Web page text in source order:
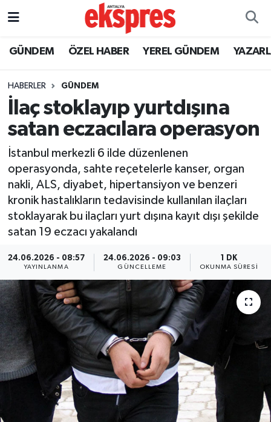
GÜNDEM ÖZEL HABER YEREL GÜNDEM
HABERLER GÜNDEM
İlaç stoklayıp yurtdışına
satan eczacılara operasyon
İstanbul merkezli 6 ilde düzenlenen
operasyonda, sahte reçetelerle kanser, organ
nakli, ALS, diyabet, hipertansiyon ve benzeri
kronik hastalıkların tedavisinde kullanılan ilaçları
stoklayarak bu ilaçları yurt dışına kayıt dışı şekilde
satan 19 eczacı yakalandı
24.06.2026 - 08:57
YAYINLANMA
24.06.2026 - 09:03
GÜNCELLEME
1 DK
OKUNMA SÜRESI
ÖZEL HABER
YEREL GÜNDEM
EKONOMİ
KÜLTÜR - SANAT
SPOR
SİYASET
SAĞLIK
DÜNYA
EĞİTİM
RÖPORTAJ
VİDEO HABERLER
Nöbetçi Eczaneler
Trafik Durumu
Süper Lig Puan Durumu ve Fikstür
Tüm Manşetler
Son Dakika Haberleri
Haber Arşivi